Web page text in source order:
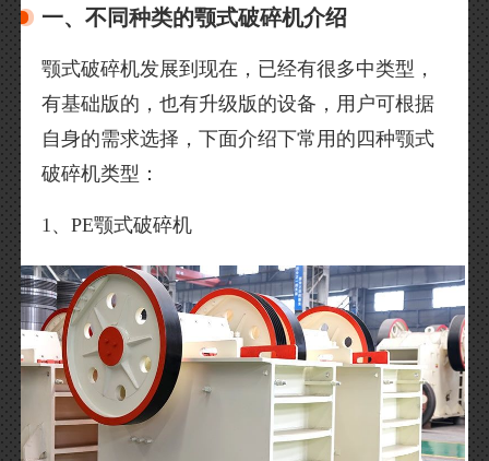
一、不同种类的颚式破碎机介绍
颚式破碎机发展到现在，已经有很多中类型，
有基础版的，也有升级版的设备，用户可根据
自身的需求选择，下面介绍下常用的四种颚式
破碎机类型：
1、PE颚式破碎机